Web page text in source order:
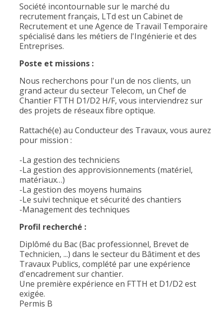
Société incontournable sur le marché du
recrutement français, LTd est un Cabinet de
Recrutement et une Agence de Travail Temporaire
spécialisé dans les métiers de l'Ingénierie et des
Entreprises.
Poste et missions :
Nous recherchons pour l'un de nos clients, un
grand acteur du secteur Telecom, un Chef de
Chantier FTTH D1/D2 H/F, vous interviendrez sur
des projets de réseaux fibre optique.
Rattaché(e) au Conducteur des Travaux, vous aurez
pour mission :
-La gestion des techniciens
-La gestion des approvisionnements (matériel,
matériaux…)
-La gestion des moyens humains
-Le suivi technique et sécurité des chantiers
-Management des techniques
Profil recherché :
Diplômé du Bac (Bac professionnel, Brevet de
Technicien, ...) dans le secteur du Bâtiment et des
Travaux Publics, complété par une expérience
d'encadrement sur chantier.
Une première expérience en FTTH et D1/D2 est
exigée.
Permis B